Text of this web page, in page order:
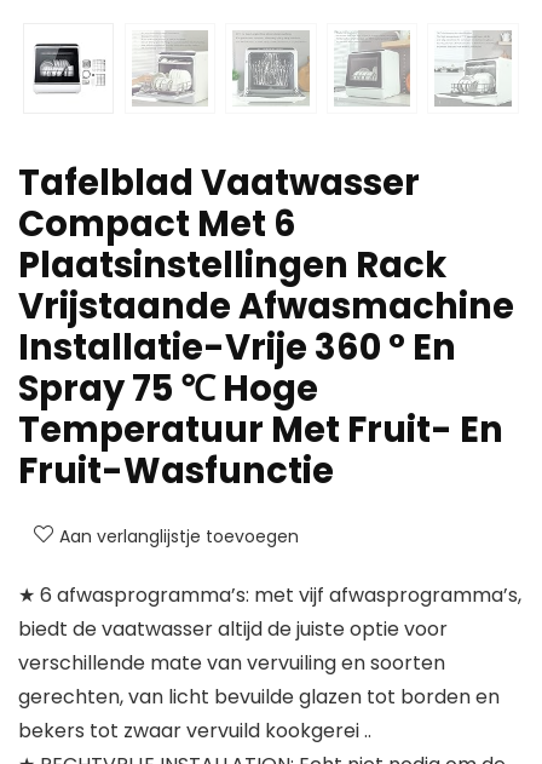
Tafelblad Vaatwasser
Compact Met 6
Plaatsinstellingen Rack
Vrijstaande Afwasmachine
Installatie-Vrije 360 ​​° En
Spray 75 ℃ Hoge
Temperatuur Met Fruit- En
Fruit-Wasfunctie
Aan verlanglijstje toevoegen
★ 6 afwasprogramma’s: met vijf afwasprogramma’s,
biedt de vaatwasser altijd de juiste optie voor
verschillende mate van vervuiling en soorten
gerechten, van licht bevuilde glazen tot borden en
bekers tot zwaar vervuild kookgerei ..